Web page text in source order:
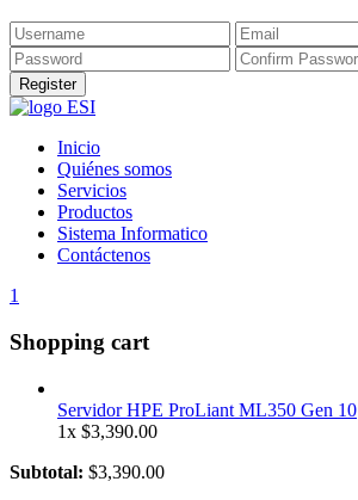
Inicio
Quiénes somos
Servicios
Productos
Sistema Informatico
Contáctenos
1
Shopping cart
Servidor HPE ProLiant ML350 Gen 10
1x $3,390.00
Subtotal: $3,390.00